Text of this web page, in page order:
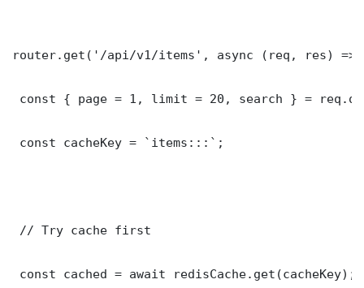
router.get('/api/v1/items', async (req, res) =>
const { page = 1, limit = 20, search } =
const cacheKey = `items:::`;
// Try cache first
const cached = await redisCache.get(cacheKey);